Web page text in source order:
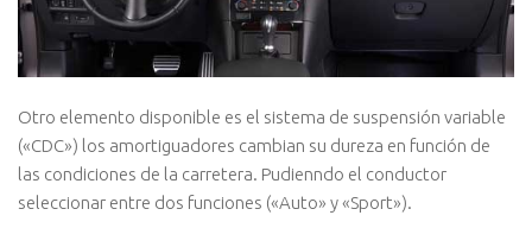
Otro elemento disponible es el sistema de suspensión variable
(«CDC») los amortiguadores cambian su dureza en función de
las condiciones de la carretera. Pudienndo el conductor
seleccionar entre dos funciones («Auto» y «Sport»).